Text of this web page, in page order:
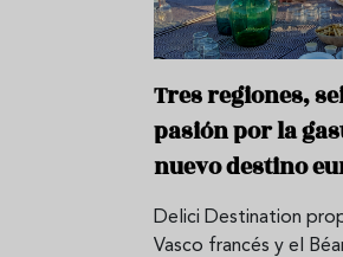
Tres regiones,
pasión por la
nuevo destino
Delici Destination
Vasco francés y el